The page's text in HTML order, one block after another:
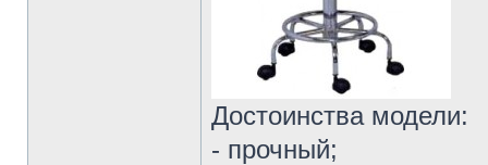
Достоинства модели:
- прочный;